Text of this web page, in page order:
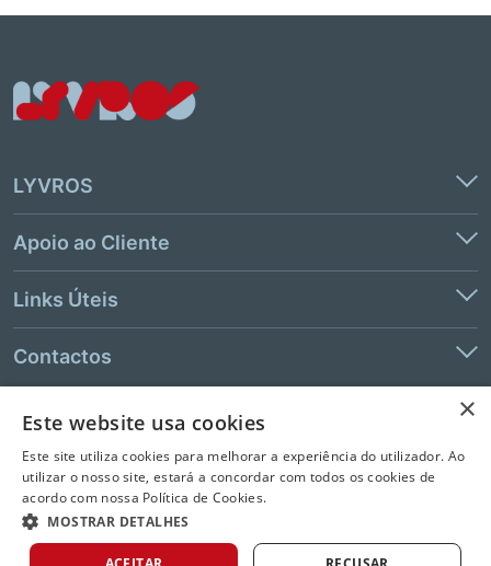
LYVROS
Apoio ao Cliente
Links Úteis
Contactos
© 2026 LeYa, S.A. Todos os direitos reservados. Não é permitida a
extração de texto e de dados.
×
Este website usa cookies
Este site utiliza cookies para melhorar a experiência do utilizador. Ao
utilizar o nosso site, estará a concordar com todos os cookies de
acordo com nossa Política de Cookies.
MOSTRAR DETALHES